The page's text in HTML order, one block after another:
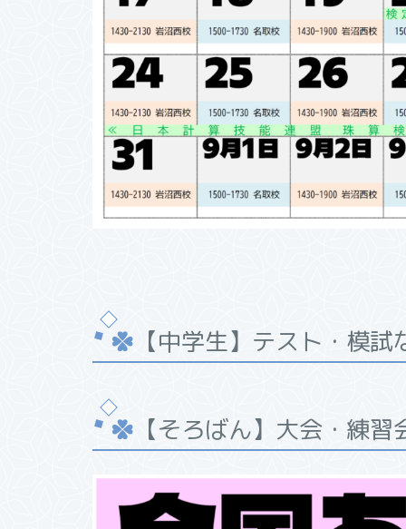
【中学生】テスト・模試
【そろばん】大会・練